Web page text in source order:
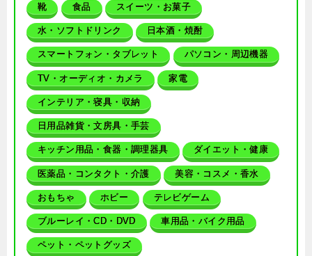
靴 食品 スイーツ・お菓子
水・ソフトドリンク 日本酒・焼酎
スマートフォン・タブレット パソコン・周辺機器
TV・オーディオ・カメラ 家電
インテリア・寝具・収納
日用品雑貨・文房具・手芸
キッチン用品・食器・調理器具 ダイエット・健康
医薬品・コンタクト・介護 美容・コスメ・香水
おもちゃ ホビー テレビゲーム
ブルーレイ・CD・DVD 車用品・バイク用品
ペット・ペットグッズ